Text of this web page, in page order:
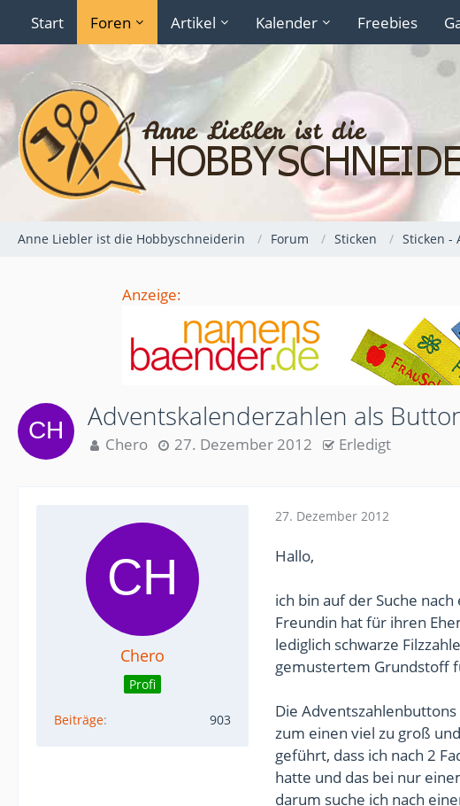
Start Foren Artikel Kalender Freebies
Anne Liebler ist die Hobbyschneiderin Forum Sticken Sticken -
Anzeige:
Adventskalenderzahlen als
Chero 27. Dezember 2012 Erledigt
Chero
Profi
Beiträge 903
27. Dezember 2012
Hallo,
ich bin auf der Suche
Freundin hat für ihren
lediglich schwarze
gemustertem Grundstoff
Die
zum einen viel zu groß
geführt, dass ich nach 2
hatte und das bei nur
darum suche ich nach